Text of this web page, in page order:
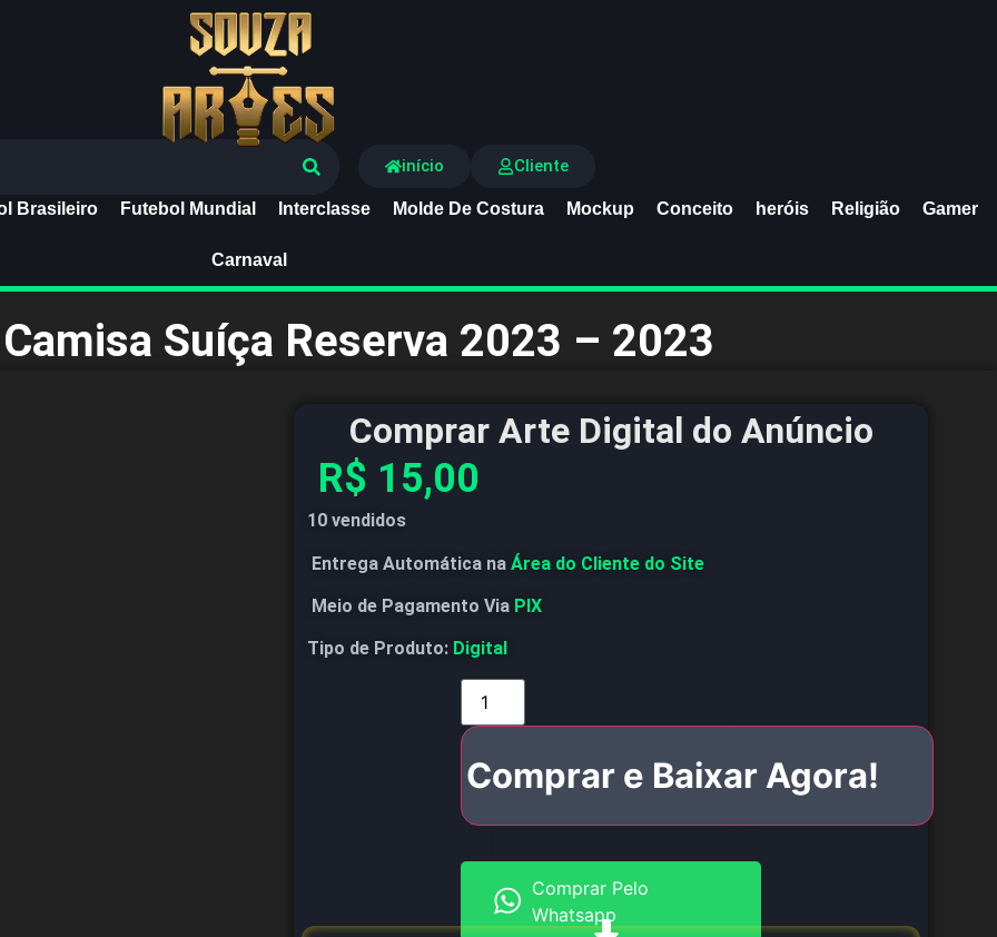
Brasileiro Futebol Mundial Interclasse Molde De Costura Mockup Conceito heróis Religião Gamer
Carnaval
início Cliente
Suíça Reserva 2023 – 2023
Comprar Arte Digital do Anúncio
R$ 15,00
10 vendidos
Entrega Automática na Área do Cliente do Site
Meio de Pagamento Via PIX
Tipo de Produto: Digital
Comprar e Baixar Agora!
Comprar Pelo
Whatsapp